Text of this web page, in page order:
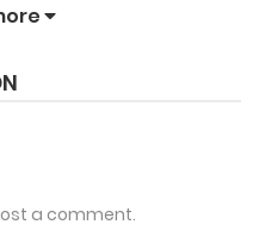
a comment.